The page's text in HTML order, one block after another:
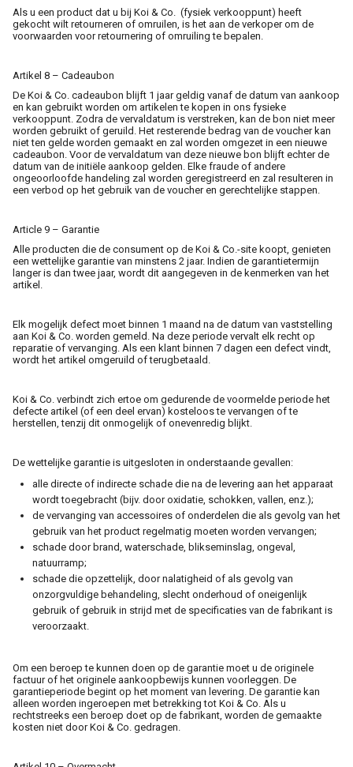
Als u een product dat u bij Koi & Co. (fysiek verkooppunt) heeft
gekocht wilt retourneren of omruilen, is het aan de verkoper om de
voorwaarden voor retournering of omruiling te bepalen.
Artikel 8 – Cadeaubon
De Koi & Co. cadeaubon blijft 1 jaar geldig vanaf de datum van aankoop
en kan gebruikt worden om artikelen te kopen in ons fysieke
verkooppunt. Zodra de vervaldatum is verstreken, kan de bon niet meer
worden gebruikt of geruild. Het resterende bedrag van de voucher kan
niet ten gelde worden gemaakt en zal worden omgezet in een nieuwe
cadeaubon. Voor de vervaldatum van deze nieuwe bon blijft echter de
datum van de initiële aankoop gelden. Elke fraude of andere
ongeoorloofde handeling zal worden geregistreerd en zal resulteren in
een verbod op het gebruik van de voucher en gerechtelijke stappen.
Article 9 – Garantie
Alle producten die de consument op de Koi & Co.-site koopt, genieten
een wettelijke garantie van minstens 2 jaar. Indien de garantietermijn
langer is dan twee jaar, wordt dit aangegeven in de kenmerken van het
artikel.
Elk mogelijk defect moet binnen 1 maand na de datum van vaststelling
aan Koi & Co. worden gemeld. Na deze periode vervalt elk recht op
reparatie of vervanging. Als een klant binnen 7 dagen een defect vindt,
wordt het artikel omgeruild of terugbetaald.
Koi & Co. verbindt zich ertoe om gedurende de voormelde periode het
defecte artikel (of een deel ervan) kosteloos te vervangen of te
herstellen, tenzij dit onmogelijk of onevenredig blijkt.
De wettelijke garantie is uitgesloten in onderstaande gevallen:
alle directe of indirecte schade die na de levering aan het apparaat
wordt toegebracht (bijv. door oxidatie, schokken, vallen, enz.);
de vervanging van accessoires of onderdelen die als gevolg van het
gebruik van het product regelmatig moeten worden vervangen;
schade door brand, waterschade, blikseminslag, ongeval,
natuurramp;
schade die opzettelijk, door nalatigheid of als gevolg van
onzorgvuldige behandeling, slecht onderhoud of oneigenlijk
gebruik of gebruik in strijd met de specificaties van de fabrikant is
veroorzaakt.
Om een beroep te kunnen doen op de garantie moet u de originele
factuur of het originele aankoopbewijs kunnen voorleggen. De
garantieperiode begint op het moment van levering. De garantie kan
alleen worden ingeroepen met betrekking tot Koi & Co. Als u
rechtstreeks een beroep doet op de fabrikant, worden de gemaakte
kosten niet door Koi & Co. gedragen.